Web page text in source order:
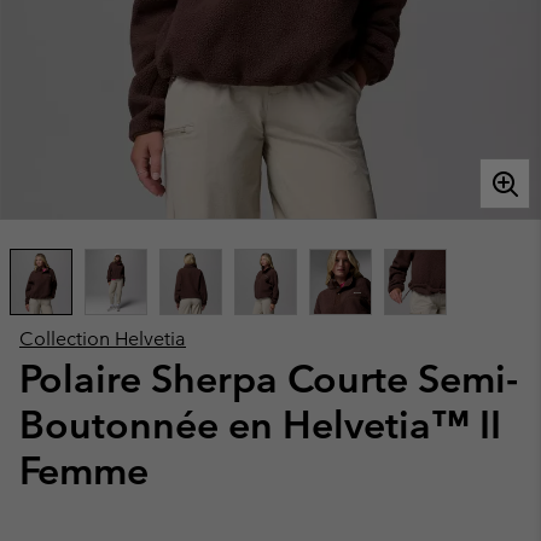
Collection Helvetia
Polaire Sherpa Courte Semi-
Boutonnée en Helvetia™ II
Femme